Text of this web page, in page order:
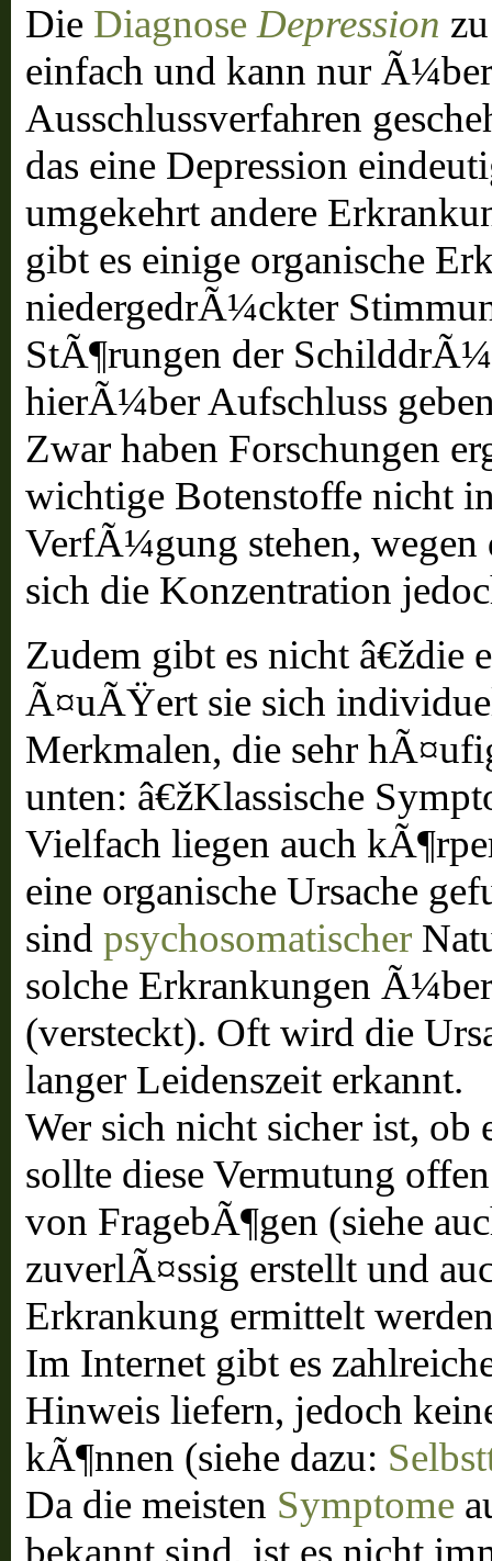
Die Diagnose Depression
einfach und kann nur
Ausschlussverfahren
das eine Depression
umgekehrt andere
gibt es einige organische
niedergedrÃ¼ckter
StÃ¶rungen der
hierÃ¼ber Aufschluss
Zwar haben Forschungen
wichtige Botenstoffe nicht
VerfÃ¼gung stehen,
sich die Konzentration
Zudem gibt es nicht â€ždie
Ã¤uÃŸert sie sich
Merkmalen, die sehr
unten: â€žKlassische
Vielfach liegen auch
eine organische Ursache
sind psychosomatischer
solche Erkrankungen
(versteckt). Oft wird die
langer Leidenszeit erkannt.
Wer sich nicht sicher ist, ob
sollte diese Vermutung
von FragebÃ¶gen (siehe
zuverlÃ¤ssig erstellt und
Erkrankung ermittelt
Im Internet gibt es
Hinweis liefern, jedoch
kÃ¶nnen (siehe dazu:
Da die meisten Symptome
bekannt sind, ist es nicht